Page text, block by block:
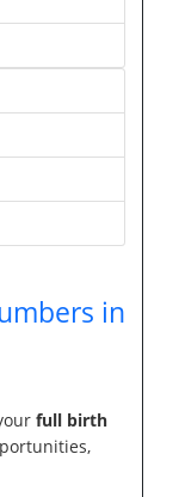
in
full birth